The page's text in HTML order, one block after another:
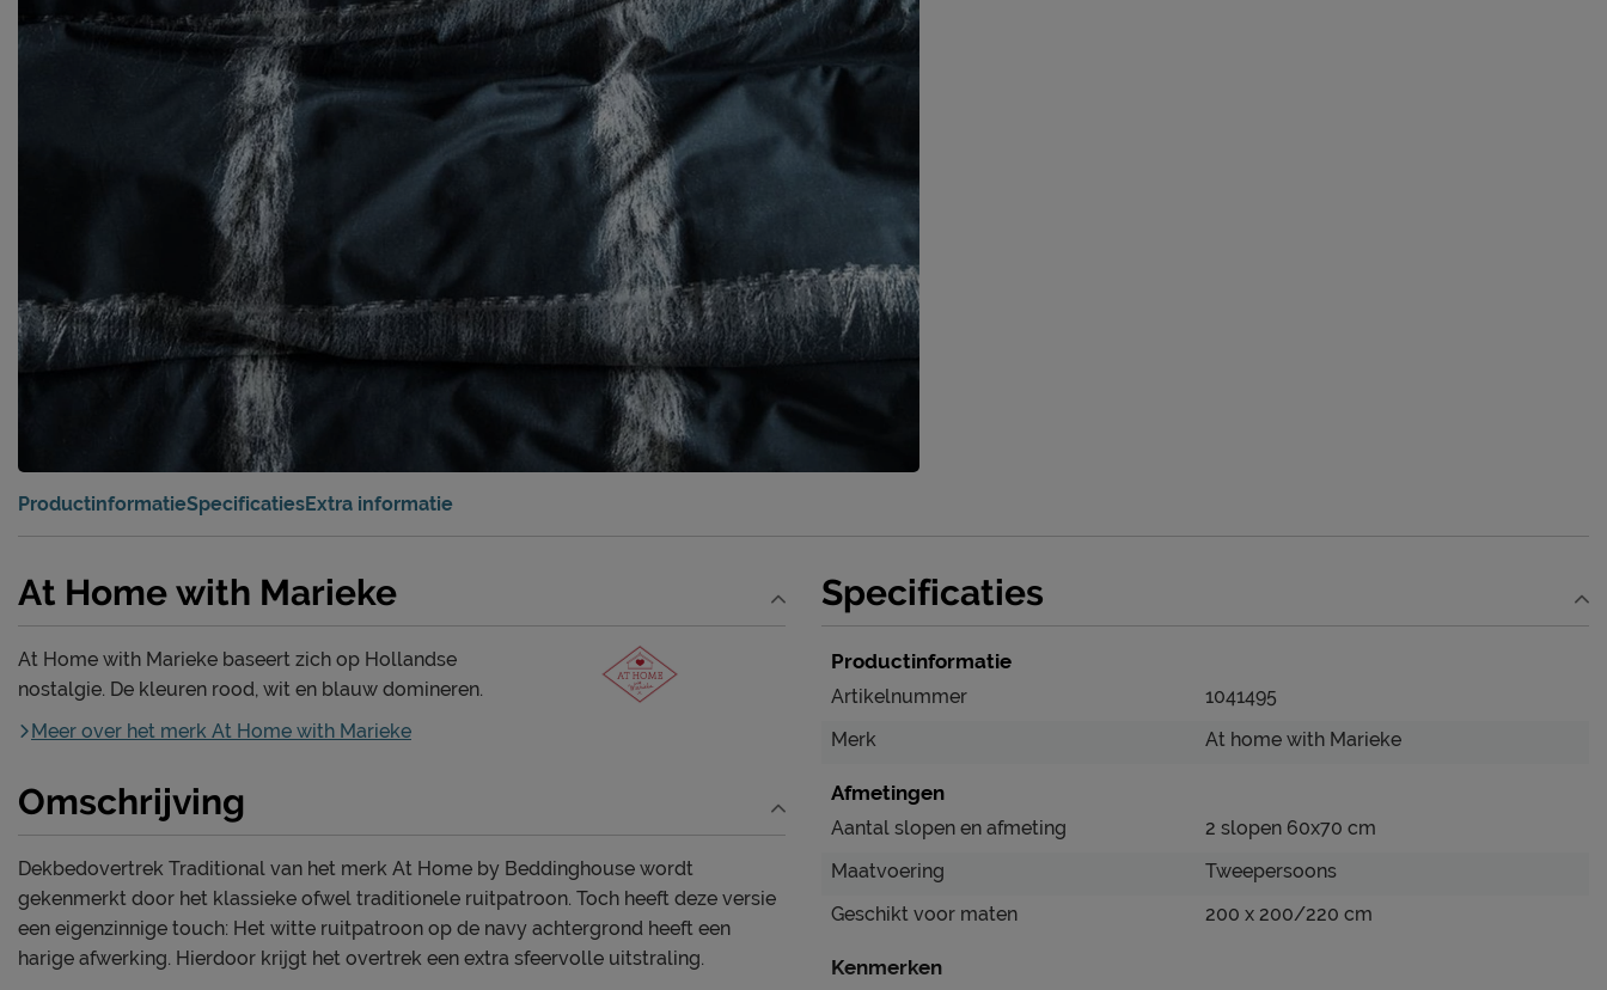
ProductinformatieSpecificatiesExtra informatie
At Home with Marieke
At Home with Marieke baseert zich op Hollandse
nostalgie. De kleuren rood, wit en blauw domineren.
Meer over het merk At Home with Marieke
Omschrijving
Dekbedovertrek Traditional van het merk At Home by Beddinghouse wordt
gekenmerkt door het klassieke ofwel traditionele ruitpatroon. Toch heeft deze versie
een eigenzinnige touch: Het witte ruitpatroon op de navy achtergrond heeft een
harige afwerking. Hierdoor krijgt het overtrek een extra sfeervolle uitstraling.
Specificaties
Productinformatie
Artikelnummer
1041495
Merk
At home with Marieke
Afmetingen
Aantal slopen en afmeting
2 slopen 60x70 cm
Maatvoering
Tweepersoons
Geschikt voor maten
200 x 200/220 cm
Kenmerken